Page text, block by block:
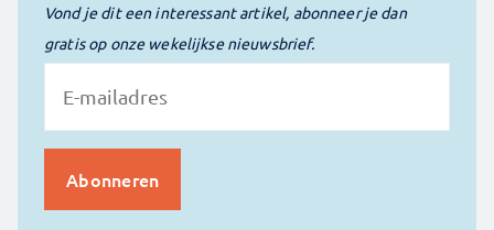
Vond je dit een interessant artikel, abonneer je dan
gratis op onze wekelijkse nieuwsbrief.